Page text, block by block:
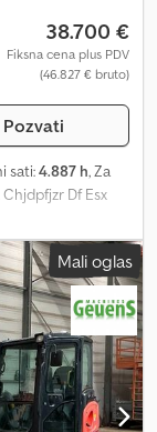
38.700 €
Fiksna cena plus PDV
(46.827 € bruto)
Pozvati
sati:4.887 h, Za
Df Esx
Mali oglas